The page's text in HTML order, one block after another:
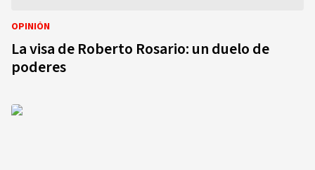
OPINIÓN
La visa de Roberto Rosario: un duelo de
poderes